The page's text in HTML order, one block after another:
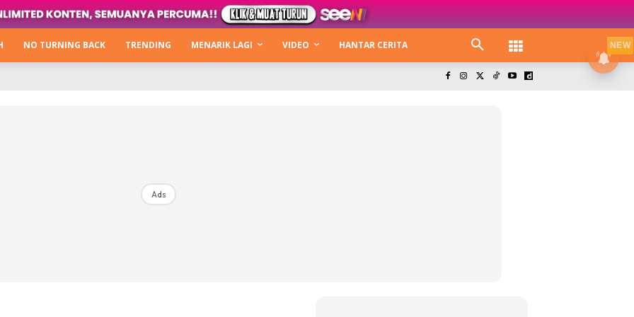
Hijabista
Next Level
NO TURNING BACK TRENDING MENARIK LAGI VIDEO HANTAR CERITA
Ads
NEW